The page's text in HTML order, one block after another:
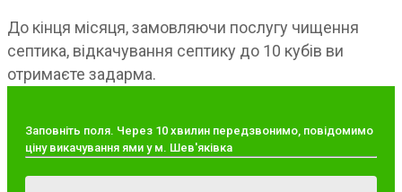
До кінця місяця, замовляючи послугу чищення
септика, відкачування септику до 10 кубів ви
отримаєте задарма.
Заповніть поля. Через 10 хвилин передзвонимо, повідомимо
ціну викачування ями у м. Шев'яківка